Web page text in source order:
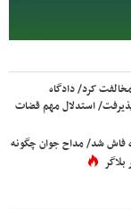
کرد/ دادگاه
پذیرفت/ استدلال مهم قضات
فاش شد/ مداح جوان چگونه